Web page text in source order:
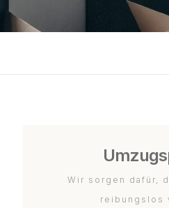
Wir sorgen dafür,
reibungslos